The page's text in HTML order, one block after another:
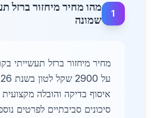
1
מהו מחיר מיחזור ברזל
שמונה
מחיר מיחזור ברזל תעשייתי
איסוף בדיקה והובלה
סיכונים סביבתיים לפרטים